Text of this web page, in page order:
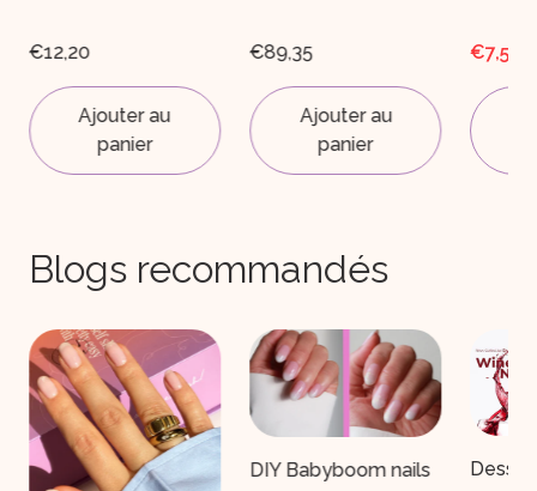
€12,20
Ajouter au
panier
€89,35
Ajouter au
panier
€7,59
Blogs recommandés
DIY Babyboom nails